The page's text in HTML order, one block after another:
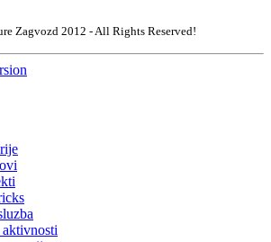
Zagvozd 2012 - All Rights Reserved!